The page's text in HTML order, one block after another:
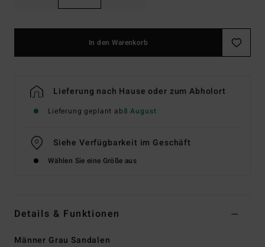
In den Warenkorb
Lieferung nach Hause oder zum Abholort
Lieferung geplant ab8 August
Siehe Verfügbarkeit im Geschäft
Wählen Sie eine Größe aus
Details & Funktionen
Männer Grau Sandalen